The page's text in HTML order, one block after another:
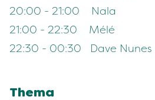
20:00 - 21:00 Nala
21:00 - 22:30 Mélé
22:30 - 00:30 Dave Nunes
Thema